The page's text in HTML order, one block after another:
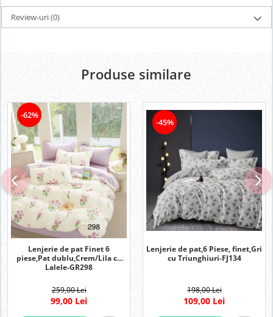
Review-uri(0)
Produse similare
-62%
Lenjerie de pat Finet 6
piese,Pat dublu,Crem/Lila cu
Lalele-GR298
259,00 Lei
99,00 Lei
-45%
Lenjerie de pat,6 Piese, finet,Gri
cu Triunghiuri-FJ134
198,00 Lei
109,00 Lei